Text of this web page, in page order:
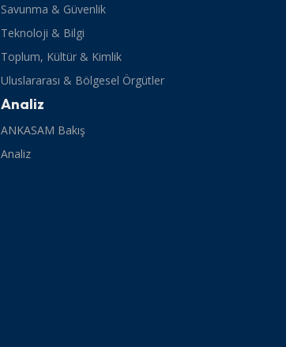
Savunma & Güvenlik
Teknoloji & Bilgi
Toplum, Kültür & Kimlik
Uluslararası & Bölgesel Örgütler
Analiz
ANKASAM Bakış
Analiz